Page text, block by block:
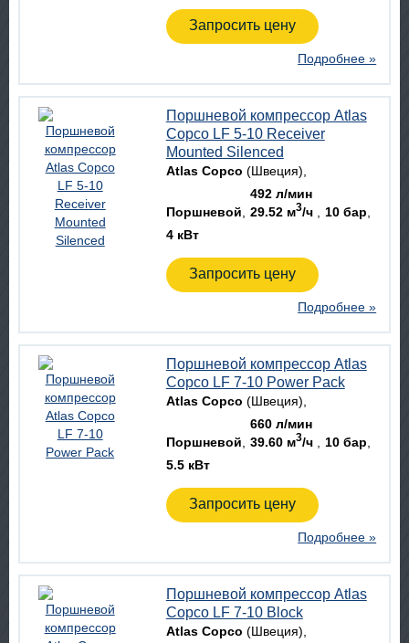
Запросить цену
Подробнее »
Поршневой компрессор Atlas
Copco LF 5-10 Receiver
Mounted Silenced
Atlas Copco (Швеция)
Поршневой
492 л/мин
29.52 м3/ч
10 бар
4 кВт
Запросить цену
Подробнее »
Поршневой компрессор Atlas
Copco LF 7-10 Power Pack
Atlas Copco (Швеция)
Поршневой
660 л/мин
39.60 м3/ч
10 бар
5.5 кВт
Запросить цену
Подробнее »
Поршневой компрессор Atlas
Copco LF 7-10 Block
Atlas Copco (Швеция)